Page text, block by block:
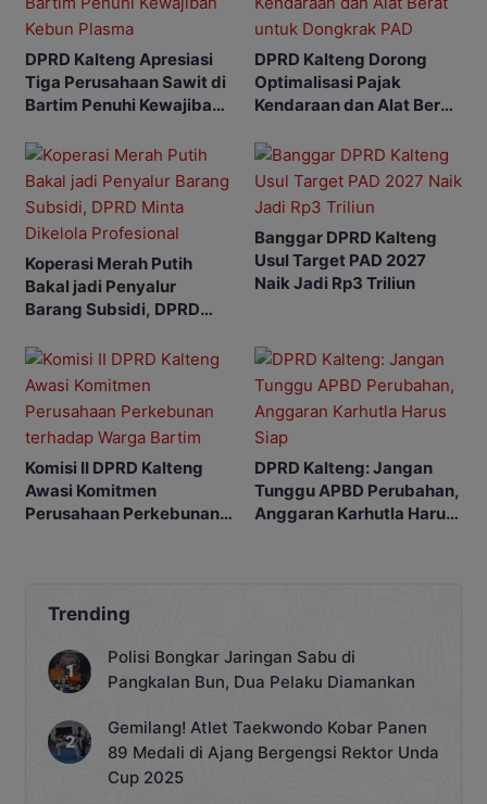
DPRD Kalteng Apresiasi
Tiga Perusahaan Sawit di
Bartim Penuhi Kewajiban
DPRD Kalteng Dorong
Optimalisasi Pajak
Kendaraan dan Alat Berat
Koperasi Merah Putih
Bakal jadi Penyalur
Barang Subsidi, DPRD
Banggar DPRD Kalteng
Usul Target PAD 2027
Naik Jadi Rp3 Triliun
Komisi II DPRD Kalteng
Awasi Komitmen
Perusahaan Perkebunan
DPRD Kalteng: Jangan
Tunggu APBD Perubahan,
Anggaran Karhutla Harus
Trending
Polisi Bongkar Jaringan Sabu di
Pangkalan Bun, Dua Pelaku Diamankan
Gemilang! Atlet Taekwondo Kobar Panen
89 Medali di Ajang Bergengsi Rektor Unda
Cup 2025